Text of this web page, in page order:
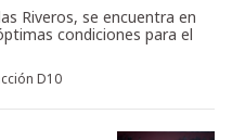
Riveros, se encuentra en
condiciones para el
D10